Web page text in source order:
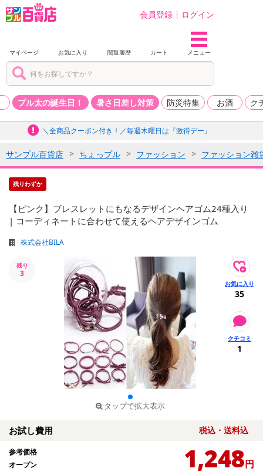
会員登録 ログイン
マイページ お気に入り 閲覧履歴 カート メニュー
プル太の誕生日！ 暑さ日差し対策 防災特集 お酒 ク
＼全商品クーポン付き！／毎週木曜日は『激得デー』
サンプル百貨店 ちょっプル ファッション ファッション雑
残りわずか
【ピンク】ブレスレットにもなるデザインヘアゴム24種入り
| コーディネートに合わせて使えるヘアデザインゴム
株式会社BILA
残り
3
タップで拡大表示
35
1
お試し費用 税込・送料込
参考価格
オープン
1,248円